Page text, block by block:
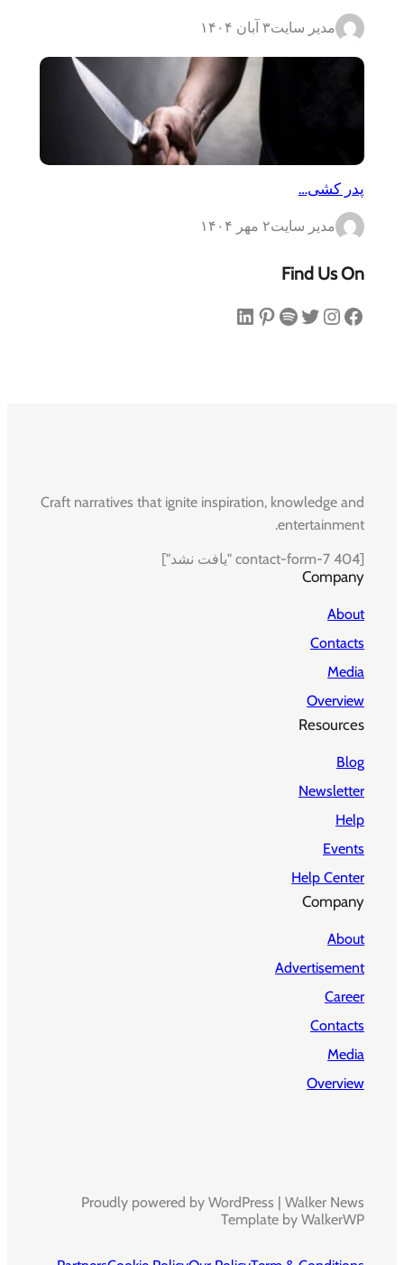
مدیر سایت۳ آبان ۱۴۰۴
پدر کشی…
مدیر سایت۲ مهر ۱۴۰۴
Find Us On
فیس‌بوک اینستاگرم توییتر اسپاتیفای پینترست لینکداین
Craft narratives that ignite inspiration, knowledge and
entertainment.
[contact-form-7 404 "یافت نشد"]
Company
About
Contacts
Media
Overview
Resources
Blog
Newsletter
Help
Events
Help Center
Company
About
Advertisement
Career
Contacts
Media
Overview
Proudly powered by WordPress | Walker News
Template by WalkerWP